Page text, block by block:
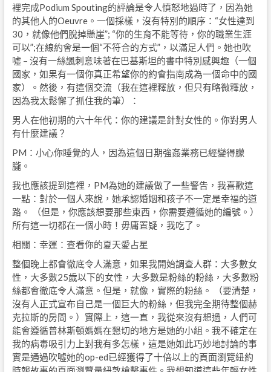
裡完成Podium Spouting的評論是令人憤怒地過時了，因為她
的其他人的Oeuvre。一個採樣，沒有特別的順序：“女性達到
30，就像他們脫掉懸崖”; “你的生育不能等待，你的職業生涯
可以”;在線約會是一個“不符合的方式”，以滿足人們。她也吹
噓 – 沒有一絲諷刺意味著在巴基斯坦的書中特別感興趣（一個
國家，如果有一個你真正希望你的約會指南成為一個命中的國
家）。然後，有這個交流（我在這裡釋放，但只有略微釋放，
因為我太鬆懈了抓住我的筆）：
男人在他初期的六十年代：你的建議是針對女性的。你對男人
有什麼建議？
PM：小心你睡覺的人，因為這個日期強姦業務已經變得朦
朧。
我也應該提到這裡，PM為她的建議做了一些警告，我喜歡這
一點：對於一個人來說，她承認婚姻和孩子不一定是幸福的道
路。 （但是，你應該想要那些東西，你需要遵循她的編號。）
所有這一切都在一個小時！毋庸置疑，我吃了。
相關：幸運：查看你的夏天愛占星
整個晚上都會徹底令人滿意，如果我開始調查人群：大多數女
性，大多數25歲以下的女性，大多數是粉絲的粉絲，大多數粉
絲都會徹底令人滿意。但是，就像，實際的粉絲。 （要清楚，
沒有人正式宣布自己是一個巨大的粉絲，但我完全期待整個赫
克拉斯的房間。）實際上，這一直，我從來沒有想過，人們可
能會遵循普林斯頓媽媽在懇切的地方是她的小組。我不確定在
我的病毒吸引力上對我有多怎樣，這是她如此巧妙地討論的事
實是通過吹噓她的op-ed已​​經獲得了十倍以上的頁面瀏覽紐約